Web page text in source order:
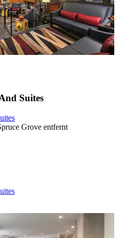
Suites
Grove entfernt